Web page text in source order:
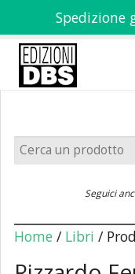
Spedizione
Home
Chi siamo
Seguici
Home/ Libri /